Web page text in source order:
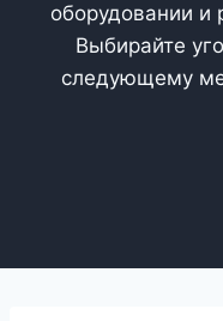
оборудовании и
Выбирайте
следующему